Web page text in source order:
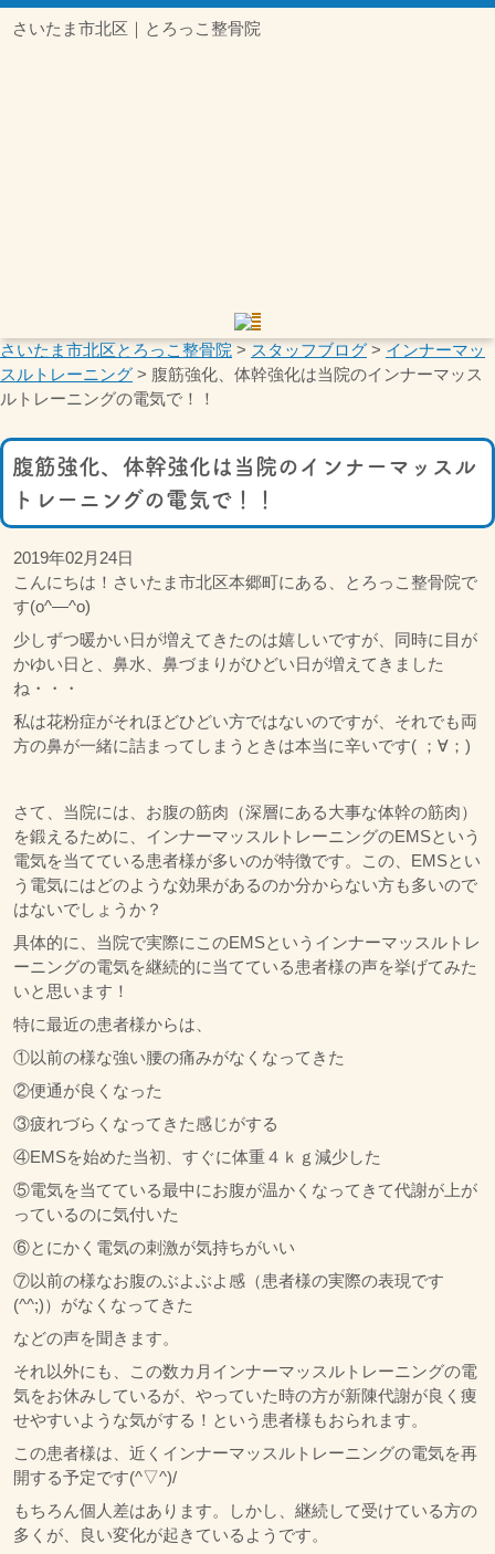
さいたま市北区｜とろっこ整骨院
さいたま市北区とろっこ整骨院 > スタッフブログ> インナーマッ
スルトレーニング > 腹筋強化、体幹強化は当院のインナーマッス
ルトレーニングの電気で！！
腹筋強化、体幹強化は当院のインナーマッスル
トレーニングの電気で！！
2019年02月24日
こんにちは！さいたま市北区本郷町にある、とろっこ整骨院で
す(o^―^o)
少しずつ暖かい日が増えてきたのは嬉しいですが、同時に目が
かゆい日と、鼻水、鼻づまりがひどい日が増えてきました
ね・・・
私は花粉症がそれほどひどい方ではないのですが、それでも両
方の鼻が一緒に詰まってしまうときは本当に辛いです( ；∀；)
さて、当院には、お腹の筋肉（深層にある大事な体幹の筋肉）
を鍛えるために、インナーマッスルトレーニングのEMSという
電気を当てている患者様が多いのが特徴です。この、EMSとい
う電気にはどのような効果があるのか分からない方も多いので
はないでしょうか？
具体的に、当院で実際にこのEMSというインナーマッスルトレ
ーニングの電気を継続的に当てている患者様の声を挙げてみた
いと思います！
特に最近の患者様からは、
①以前の様な強い腰の痛みがなくなってきた
②便通が良くなった
③疲れづらくなってきた感じがする
④EMSを始めた当初、すぐに体重４ｋｇ減少した
⑤電気を当てている最中にお腹が温かくなってきて代謝が上が
っているのに気付いた
⑥とにかく電気の刺激が気持ちがいい
⑦以前の様なお腹のぶよぶよ感（患者様の実際の表現です
(^^;)）がなくなってきた
などの声を聞きます。
それ以外にも、この数カ月インナーマッスルトレーニングの電
気をお休みしているが、やっていた時の方が新陳代謝が良く痩
せやすいような気がする！という患者様もおられます。
この患者様は、近くインナーマッスルトレーニングの電気を再
開する予定です(^▽^)/
もちろん個人差はあります。しかし、継続して受けている方の
多くが、良い変化が起きているようです。